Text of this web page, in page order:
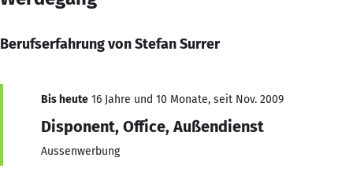
Berufserfahrung von Stefan Surrer
Bis heute 16 Jahre und 10 Monate, seit Nov. 2009
Disponent, Office, Außendienst
Aussenwerbung